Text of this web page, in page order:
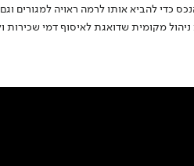
כדי להביא אותו לרמה ראויה למגורים
מקומית שדואגת לאיסוף דמי